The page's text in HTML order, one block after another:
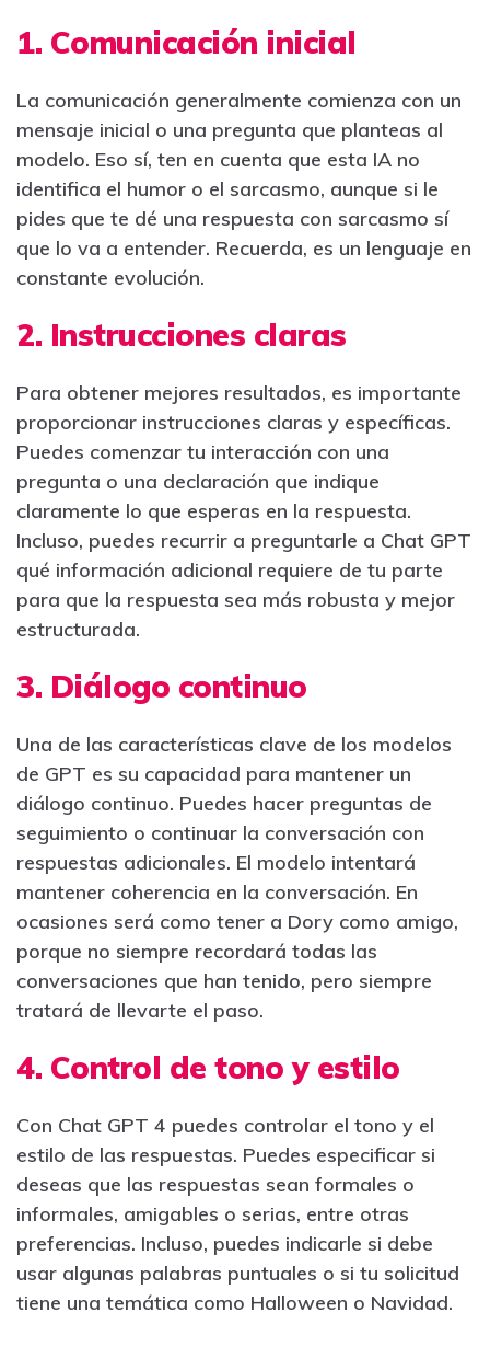
1. Comunicación inicial
La comunicación generalmente comienza con un
mensaje inicial o una pregunta que planteas al
modelo. Eso sí, ten en cuenta que esta IA no
identifica el humor o el sarcasmo, aunque si le
pides que te dé una respuesta con sarcasmo sí
que lo va a entender. Recuerda, es un lenguaje en
constante evolución.
2. Instrucciones claras
Para obtener mejores resultados, es importante
proporcionar instrucciones claras y específicas.
Puedes comenzar tu interacción con una
pregunta o una declaración que indique
claramente lo que esperas en la respuesta.
Incluso, puedes recurrir a preguntarle a Chat GPT
qué información adicional requiere de tu parte
para que la respuesta sea más robusta y mejor
estructurada.
3. Diálogo continuo
Una de las características clave de los modelos
de GPT es su capacidad para mantener un
diálogo continuo. Puedes hacer preguntas de
seguimiento o continuar la conversación con
respuestas adicionales. El modelo intentará
mantener coherencia en la conversación. En
ocasiones será como tener a Dory como amigo,
porque no siempre recordará todas las
conversaciones que han tenido, pero siempre
tratará de llevarte el paso.
4. Control de tono y estilo
Con Chat GPT 4 puedes controlar el tono y el
estilo de las respuestas. Puedes especificar si
deseas que las respuestas sean formales o
informales, amigables o serias, entre otras
preferencias. Incluso, puedes indicarle si debe
usar algunas palabras puntuales o si tu solicitud
tiene una temática como Halloween o Navidad.